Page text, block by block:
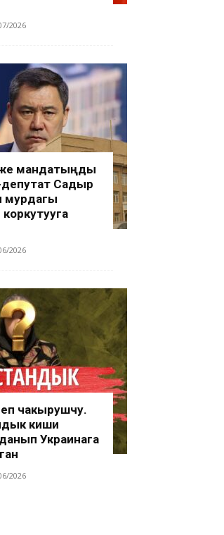
2026
мандатыңды
Садыр
мурдагы
2026
чакырушчу.
киши
Украинага
2026